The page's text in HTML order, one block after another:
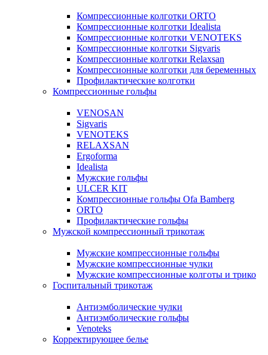
Компрессионные колготки ORTO
Компрессионные колготки Idealista
Компрессионные колготки VENOTEKS
Компрессионные колготки Sigvaris
Компрессионные колготки Relaxsan
Компрессионные колготки для беременных
Профилактические колготки
Компрессионные гольфы
VENOSAN
Sigvaris
VENOTEKS
RELAXSAN
Ergoforma
Idealista
Мужские гольфы
ULCER KIT
Компрессионные гольфы Ofa Bamberg
ORTO
Профилактические гольфы
Мужской компрессионный трикотаж
Мужские компрессионные гольфы
Мужские компрессионные чулки
Мужские компрессионные колготы и трико
Госпитальный трикотаж
Антиэмболические чулки
Антиэмболические гольфы
Venoteks
Корректирующее белье